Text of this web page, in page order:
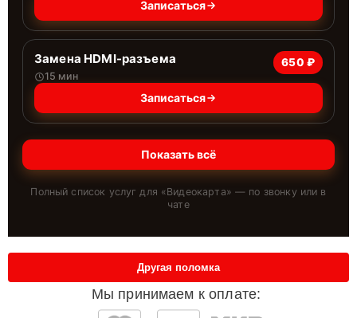
Записаться
Замена HDMI-разъема
15 мин
650 ₽
Записаться
Показать всё
Полный список услуг для «Видеокарта» — по звонку или в
чате
Мы принимаем к оплате:
Другая поломка